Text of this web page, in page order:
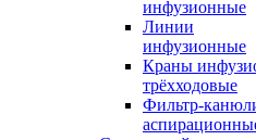
инфузионные
Линии
инфузионные
Краны
трёхходовые
Фильтр-